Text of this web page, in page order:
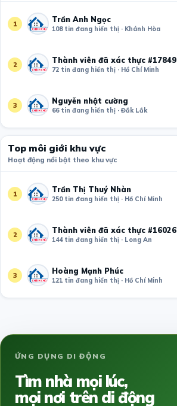
1 Trần Anh Ngọc
108 tin đang hiển thị · Khánh Hòa
2 Thành viên đã xác thực #17849
72 tin đang hiển thị · Hồ Chí Minh
3 Nguyễn nhật cường
66 tin đang hiển thị · Đắk Lắk
Top môi giới khu vực
Hoạt động nổi bật theo khu vực
1 Trần Thị Thuý Nhàn
250 tin đang hiển thị · Hồ Chí Minh
2 Thành viên đã xác thực #16026
144 tin đang hiển thị · Long An
3 Hoàng Mạnh Phúc
121 tin đang hiển thị · Hồ Chí Minh
ỨNG DỤNG DI ĐỘNG
Tìm nhà mọi lúc,
mọi nơi trên di động